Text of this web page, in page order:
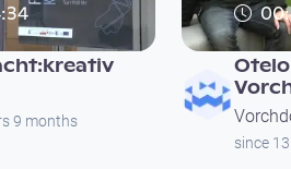
9 months
Otelo
since